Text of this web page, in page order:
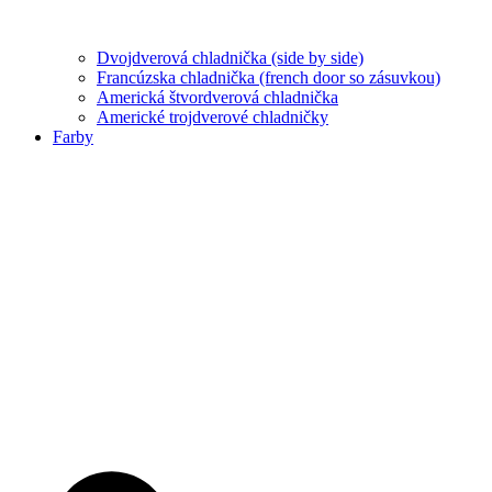
Dvojdverová chladnička (side by side)
Francúzska chladnička (french door so zásuvkou)
Americká štvordverová chladnička
Americké trojdverové chladničky
Farby